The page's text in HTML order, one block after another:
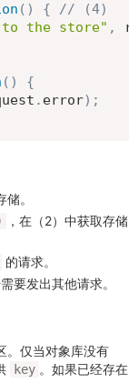
( ) {
// (4)
to the store" ,
( )
{
. error) ;
。
，在（2）中获取存储
的请求。
要发出其他请求。
。仅当对象库没有
key 。如果已经存在